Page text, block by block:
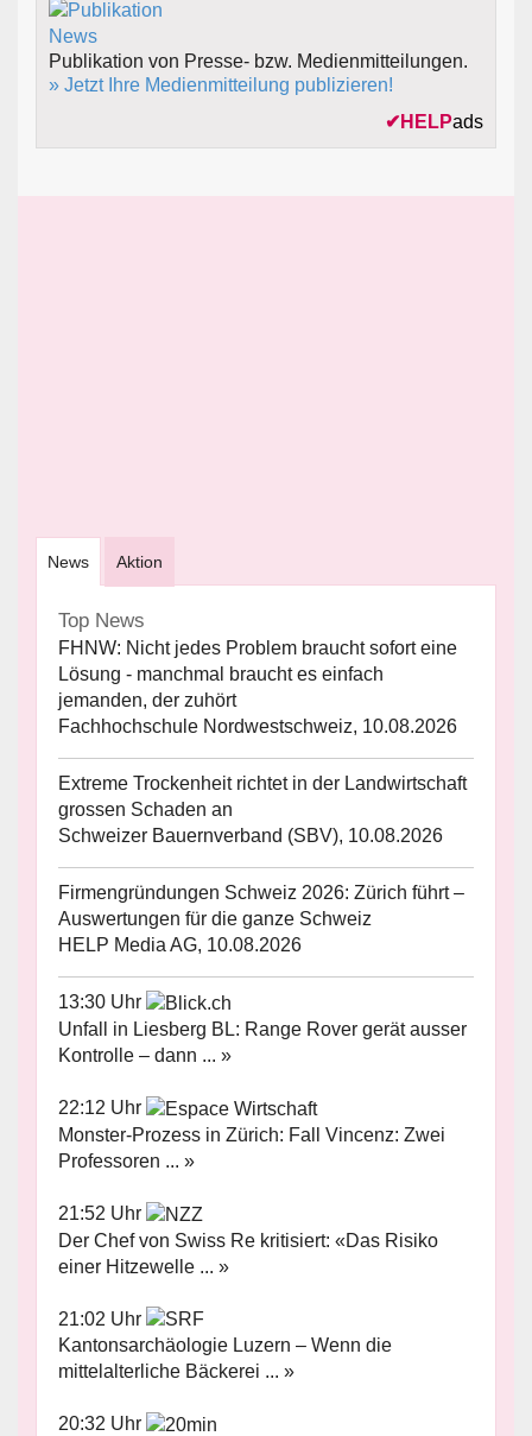
Publikation von Presse- bzw. Medienmitteilungen.
» Jetzt Ihre Medienmitteilung publizieren!
✔ HELPads
News Aktion
Top News
FHNW: Nicht jedes Problem braucht sofort eine
Lösung - manchmal braucht es einfach
jemanden, der zuhört
Fachhochschule Nordwestschweiz, 10.08.2026
Extreme Trockenheit richtet in der Landwirtschaft
grossen Schaden an
Schweizer Bauernverband (SBV), 10.08.2026
Firmengründungen Schweiz 2026: Zürich führt –
Auswertungen für die ganze Schweiz
HELP Media AG, 10.08.2026
13:30 Uhr
Unfall in Liesberg BL: Range Rover gerät ausser
Kontrolle – dann ... »
22:12 Uhr
Monster-Prozess in Zürich: Fall Vincenz: Zwei
Professoren ... »
21:52 Uhr
Der Chef von Swiss Re kritisiert: «Das Risiko
einer Hitzewelle ... »
21:02 Uhr
Kantonsarchäologie Luzern – Wenn die
mittelalterliche Bäckerei ... »
20:32 Uhr